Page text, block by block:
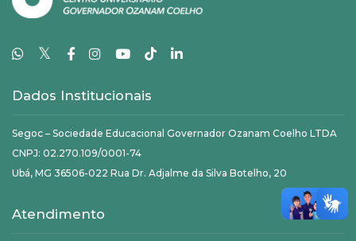
𝕏
Dados Institucionais
Segoc – Sociedade Educacional Governador Ozanam Coelho LTDA
CNPJ: 02.270.109/0001-74
Ubá, MG 36506-022 Rua Dr. Adjalme da Silva Botelho, 20
Atendimento